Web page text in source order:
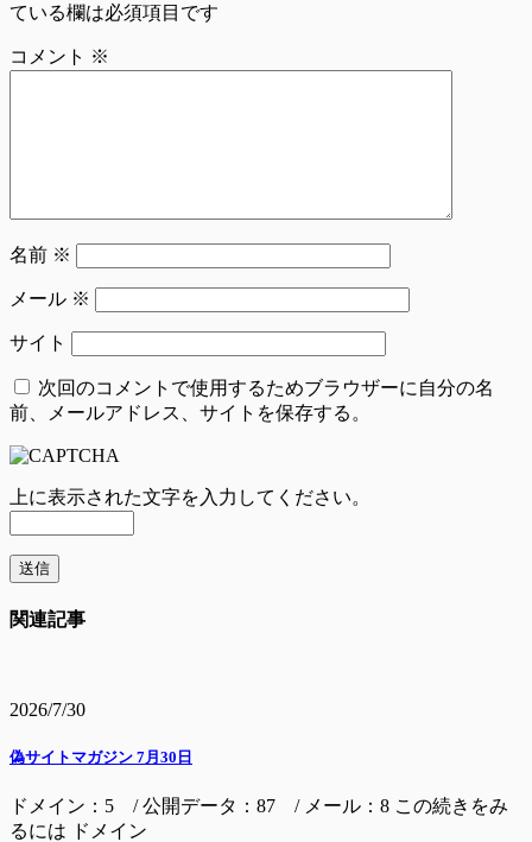
ている欄は必須項目です
コメント ※
名前 ※
メール ※
サイト
次回のコメントで使用するためブラウザーに自分の名
前、メールアドレス、サイトを保存する。
上に表示された文字を入力してください。
関連記事
2026/7/30
偽サイトマガジン 7月30日
ドメイン：5 / 公開データ：87 / メール：8 この続きをみ
るには ドメイン